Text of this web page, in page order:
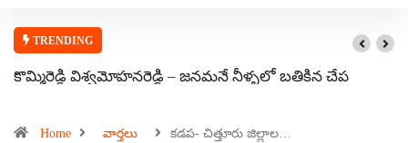
TRENDING
కొమ్మిరెడ్డి విశ్వమోహనరెడ్డి – జనమనే నీళ్ళలో బతికిన చేప
Home వార్తలు కడప- చిత్తూరు జిల్లాల…